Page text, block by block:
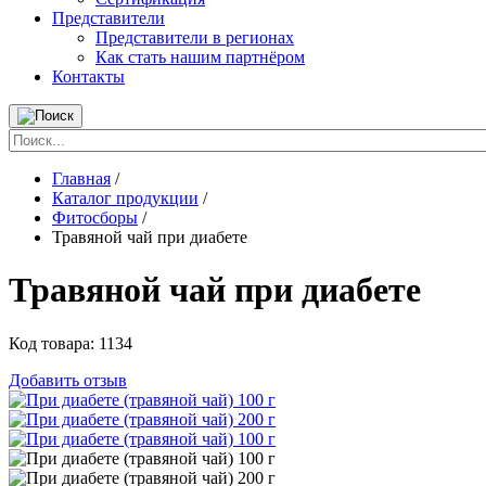
Представители
Представители в регионах
Как стать нашим партнёром
Контакты
Главная /
Каталог продукции /
Фитосборы /
Травяной чай при диабете
Травяной чай при диабете
Код товара: 1134
Добавить отзыв